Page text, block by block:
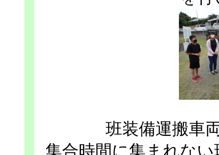
班装備運搬車
集合時間に集まれな